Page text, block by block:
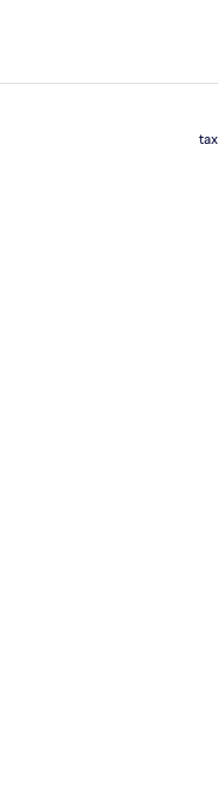
hammam, soins corporels